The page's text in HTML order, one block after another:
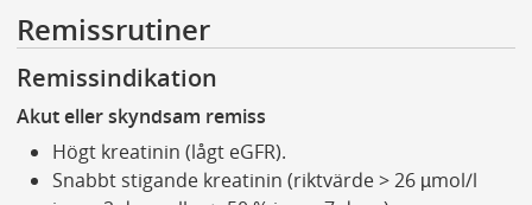
Remissrutiner
Remissindikation
Akut eller skyndsam remiss
Högt kreatinin (lågt eGFR).
Snabbt stigande kreatinin (riktvärde > 26 µmol/l